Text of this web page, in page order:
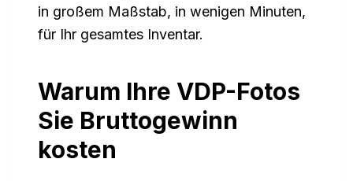
in großem Maßstab, in wenigen Minuten,
für Ihr gesamtes Inventar.
Warum Ihre VDP-Fotos
Sie Bruttogewinn
kosten